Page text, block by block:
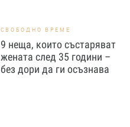
СВОБОДНО ВРЕМЕ
9 неща, които състаряват
жената след 35 години –
без дори да ги осъзнава